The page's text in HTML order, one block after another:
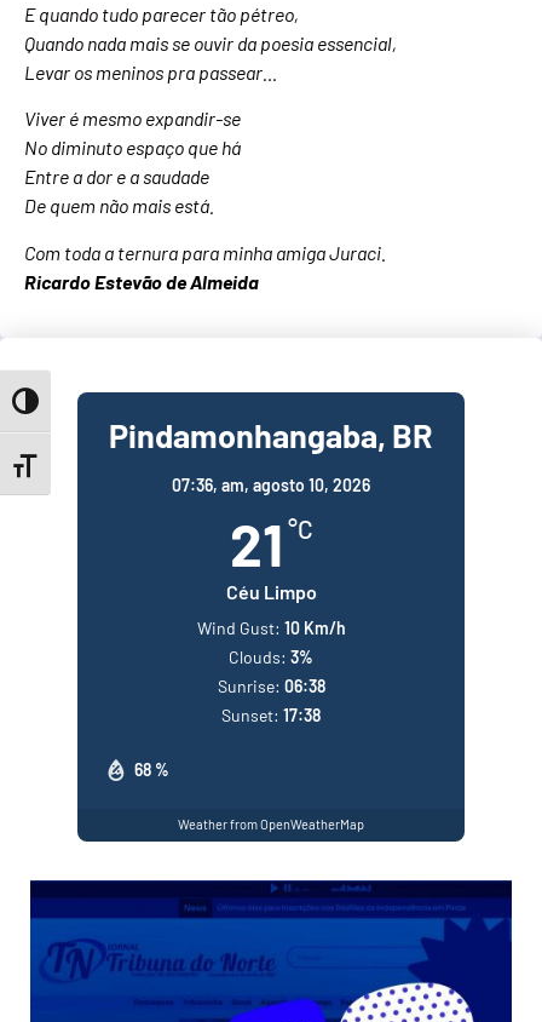
Toggle High Contrast
Toggle Font size
E quando tudo parecer tão pétreo,
Quando nada mais se ouvir da poesia essencial,
Levar os meninos pra passear…
Viver é mesmo expandir-se
No diminuto espaço que há
Entre a dor e a saudade
De quem não mais está.
Com toda a ternura para minha amiga Juraci.
Ricardo Estevão de Almeida
Pindamonhangaba, BR
07:36, am, agosto 10, 2026
21 °C
Céu Limpo
68 %
Wind Gust: 10 Km/h
Clouds: 3%
Sunrise: 06:38
Sunset: 17:38
Weather from OpenWeatherMap